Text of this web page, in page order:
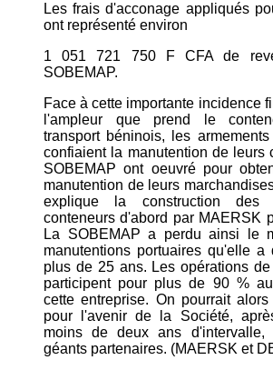
Les frais d'acconage appliqués
ont représenté environ
1 051 721 750 F CFA de
SOBEMAP.
Face à cette importante incidence
l'ampleur que prend le
transport béninois, les
confiaient la manutention de leurs
SOBEMAP ont oeuvré pour
manutention de leurs
explique la construction des
conteneurs d'abord par MAERSK
La SOBEMAP a perdu ainsi le
manutentions portuaires qu'elle a
plus de 25 ans. Les opérations
participent pour plus de 90 %
cette entreprise. On pourrait
pour l'avenir de la Société,
moins de deux ans
géants partenaires. (MAERSK et